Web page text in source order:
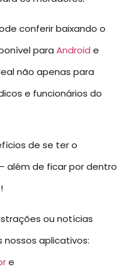
conferir baixando o
para Android e
não apenas para
e funcionários do
de se ter o
além de ficar por dentro
ou notícias
aplicativos:
e